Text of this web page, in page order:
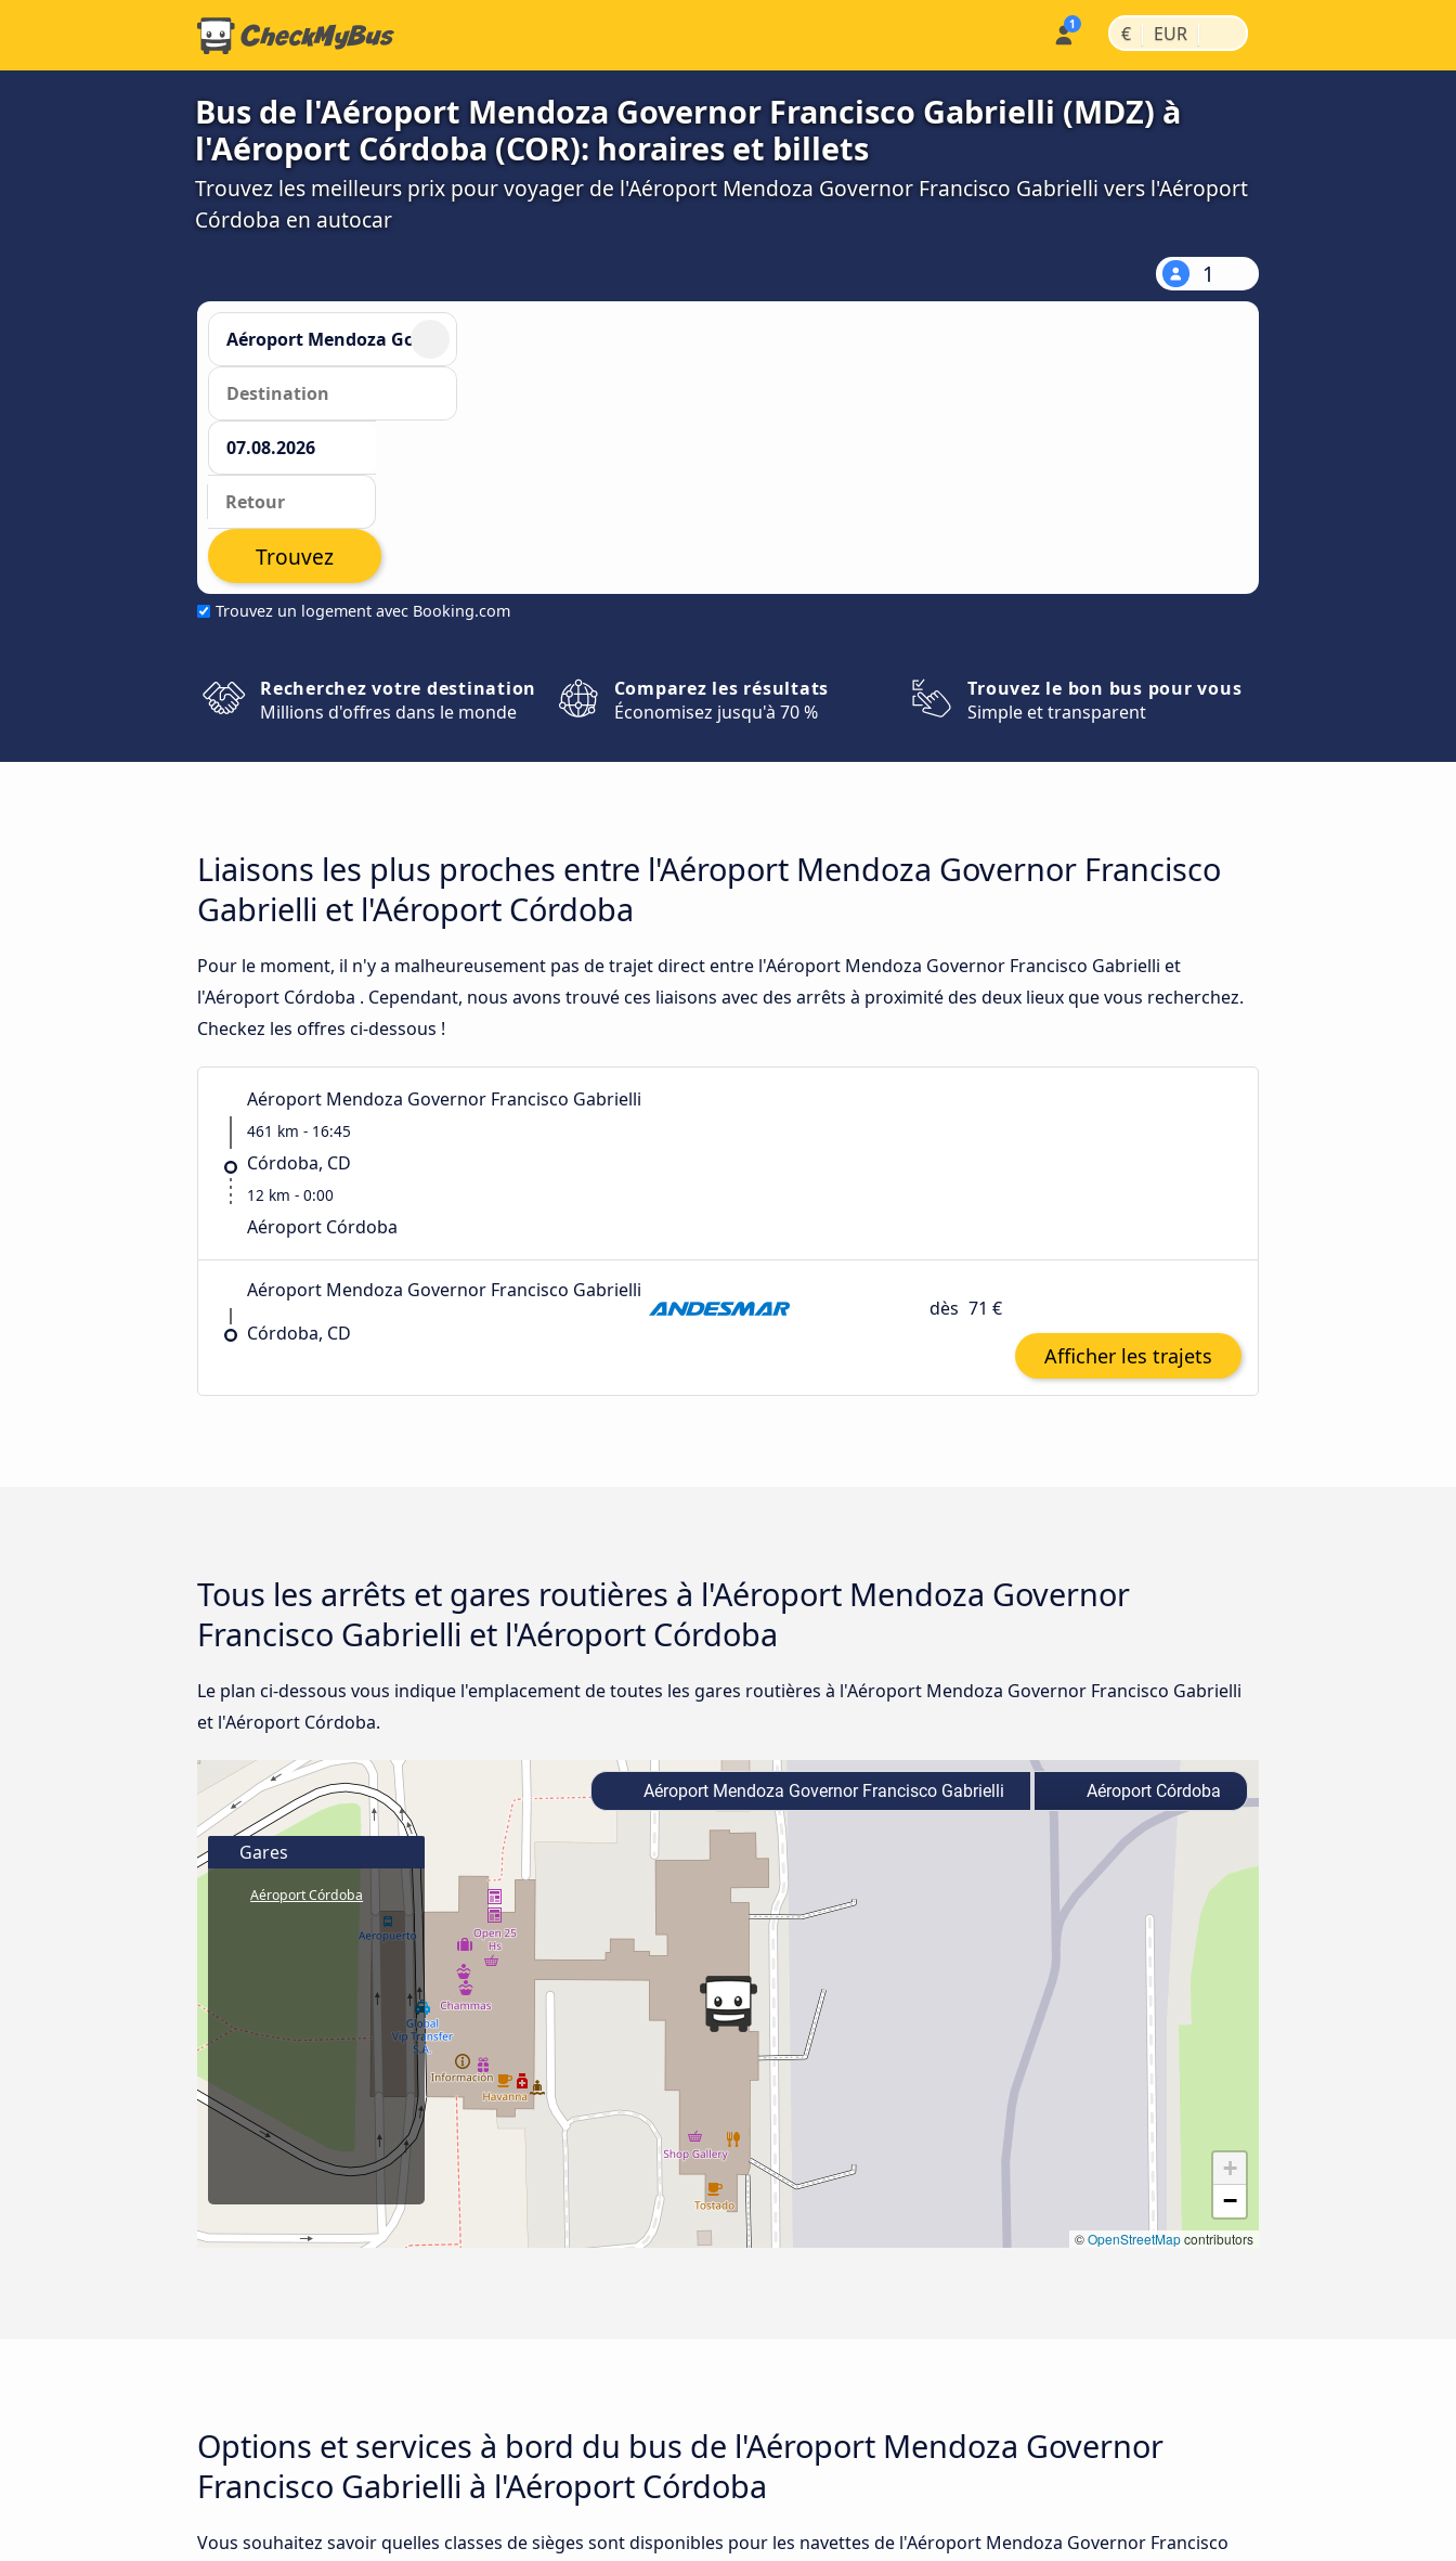
€ | EUR |
Bus de l'Aéroport Mendoza Governor Francisco Gabrielli (MDZ) à
l'Aéroport Córdoba (COR): horaires et billets
Trouvez les meilleurs prix pour voyager de l'Aéroport Mendoza Governor Francisco Gabrielli vers l'Aéroport
Córdoba en autocar
1
Trouvez un logement avec Booking.com
Trouvez
Recherchez votre destination
Millions d'offres dans le monde
Comparez les résultats
Économisez jusqu'à 70 %
Trouvez le bon bus pour vous
Simple et transparent
Liaisons les plus proches entre l'Aéroport Mendoza Governor Francisco
Gabrielli et l'Aéroport Córdoba
Pour le moment, il n'y a malheureusement pas de trajet direct entre l'Aéroport Mendoza Governor Francisco Gabrielli et
l'Aéroport Córdoba . Cependant, nous avons trouvé ces liaisons avec des arrêts à proximité des deux lieux que vous recherchez.
Checkez les offres ci-dessous !
Aéroport Mendoza Governor Francisco Gabrielli
461 km - 16:45
Córdoba, CD
12 km - 0:00
Aéroport Córdoba
Aéroport Mendoza Governor Francisco Gabrielli
Córdoba, CD
dès 71 €
Afficher les trajets
Tous les arrêts et gares routières à l'Aéroport Mendoza Governor
Francisco Gabrielli et l'Aéroport Córdoba
Le plan ci-dessous vous indique l'emplacement de toutes les gares routières à l'Aéroport Mendoza Governor Francisco Gabrielli
et l'Aéroport Córdoba.
+
−
©OpenStreetMapcontributors
Gares
Aéroport Córdoba
Aéroport Mendoza Governor Francisco Gabrielli Aéroport Córdoba
Options et services à bord du bus de l'Aéroport Mendoza Governor
Francisco Gabrielli à l'Aéroport Córdoba
Vous souhaitez savoir quelles classes de sièges sont disponibles pour les navettes de l'Aéroport Mendoza Governor Francisco